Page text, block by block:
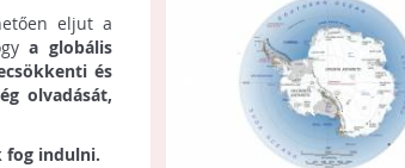
eljut a
a globális
és
olvadását,
fog indulni.